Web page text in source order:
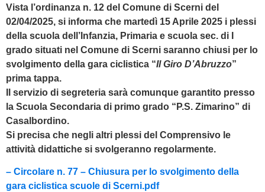
Vista l’ordinanza n. 12 del Comune di Scerni del
02/04/2025, si informa che martedì 15 Aprile 2025 i plessi
della scuola dell’Infanzia, Primaria e scuola sec. di I
grado situati nel Comune di Scerni saranno chiusi per lo
svolgimento della gara ciclistica “Il Giro D’Abruzzo”
prima tappa.
Il servizio di segreteria sarà comunque garantito presso
la Scuola Secondaria di primo grado “P.S. Zimarino” di
Casalbordino.
Si precisa che negli altri plessi del Comprensivo le
attività didattiche si svolgeranno regolarmente.
– Circolare n. 77 – Chiusura per lo svolgimento della
gara ciclistica scuole di Scerni.pdf